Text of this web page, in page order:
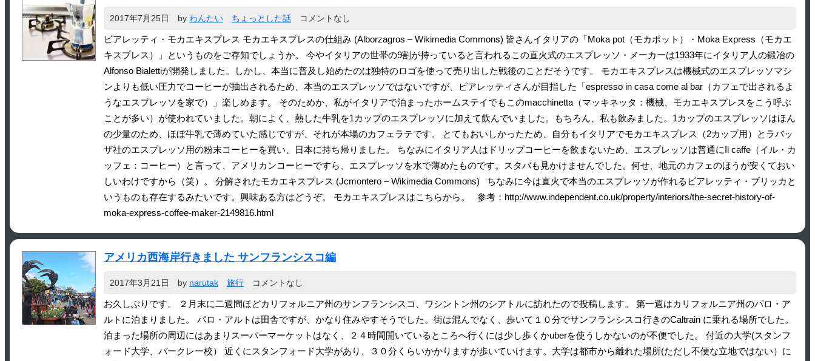
2017年7月25日 by わんたい ちょっとした話 コメントなし
ビアレッティ・モカエキスプレス モカエキスプレスの仕組み (Alborzagros – Wikimedia Commons) 皆さんイタリアの「Moka pot（モカポット）・Moka Express（モカエ
キスプレス）」というものをご存知でしょうか。 今やイタリアの世帯の9割が持っていると言われるこの直火式のエスプレッソ・メーカーは1933年にイタリア人の鍛冶の
Alfonso Bialettiが開発しました。しかし、本当に普及し始めたのは独特のロゴを使って売り出した戦後のことだそうです。 モカエキスプレスは機械式のエスプレッソマシ
ンよりも低い圧力でコーヒーが抽出されるため、本当のエスプレッソではないですが、ビアレッティさんが目指した「espresso in casa come al bar（カフェで出されるよ
うなエスプレッソを家で）」楽しめます。 そのためか、私がイタリアで泊まったホームステイでもこのmacchinetta（マッキネッタ：機械、モカエキスプレスをこう呼ぶ
ことが多い）が使われていました。朝によく、熱した牛乳を1カップのエスプレッソに加えて飲んでいました。もちろん、私も飲みました。1カップのエスプレッソはほん
の少量のため、ほぼ牛乳で薄めていた感じですが、それが本場のカフェラテです。 とてもおいしかったため、自分もイタリアでモカエキスプレス（2カップ用）とラバッ
ザ社のエスプレッソ用の粉末コーヒーを買い、日本に持ち帰りました。 ちなみにイタリア人はドリップコーヒーを飲まないため、エスプレッソは普通にIl caffe（イル・カ
ッフェ：コーヒー）と言って、アメリカンコーヒーですら、エスプレッソを水で薄めたものです。スタバも見かけませんでした。何せ、地元のカフェのほうが安くておい
しいわけですから（笑）。 分解されたモカエキスプレス (Jcmontero – Wikimedia Commons) ちなみに今は直火で本当のエスプレッソが作れるビアレッティ・ブリッカと
いうものも存在するみたいです。興味ある方はどうぞ。 モカエキスプレスはこちらから。 参考：http://www.independent.co.uk/property/interiors/the-secret-history-of-
moka-express-coffee-maker-2149816.html
アメリカ西海岸行きました サンフランシスコ編
2017年3月21日 by narutak 旅行 コメントなし
お久しぶりです。 ２月末に二週間ほどカリフォルニア州のサンフランシスコ、ワシントン州のシアトルに訪れたので投稿します。 第一週はカリフォルニア州のパロ・ア
ルトに泊まりました。 パロ・アルトは田舎ですが、かなり住みやすそうでした。街は混んでなく、歩いて１０分でサンフランシスコ行きのCaltrain に乗れる場所でした。
泊まった場所の周辺にはあまりスーパーマーケットはなく、２４時間開いているところへ行くには少し歩くかuberを使うしかないのが不便でした。 付近の大学(スタンフ
ォード大学、バークレー校） 近くにスタンフォード大学があり、３０分くらいかかりますが歩いていけます。大学は都市から離れた場所(ただし不便な立地ではない）に